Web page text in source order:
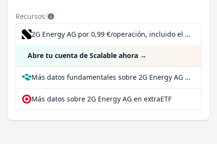
Recursos
2G Energy AG por 0,99 €/operación, incluido el Dividend Reinvestment Plan
Abre tu cuenta de Scalable ahora →
Más datos fundamentales sobre 2G Energy AG en Parqet
Más datos sobre 2G Energy AG en extraETF